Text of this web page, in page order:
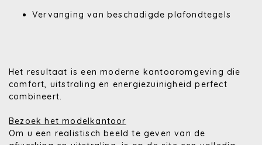
Vervanging van beschadigde plafondtegels
Het resultaat is een moderne kantooromgeving die
comfort, uitstraling en energiezuinigheid perfect
combineert.
Bezoek het modelkantoor
Om u een realistisch beeld te geven van de